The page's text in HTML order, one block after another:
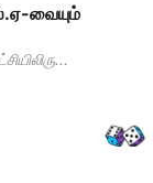
வையும்